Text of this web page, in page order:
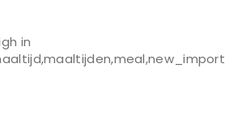
in
,maaltijden,meal,new_import